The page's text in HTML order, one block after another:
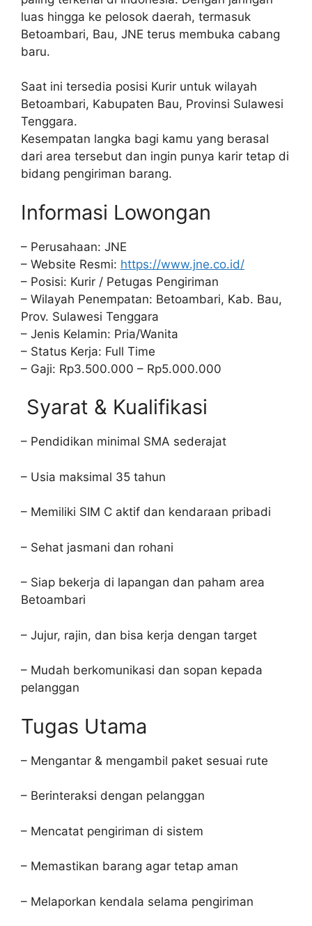
luas hingga ke pelosok daerah, termasuk
Betoambari, Bau, JNE terus membuka cabang
baru.
Saat ini tersedia posisi Kurir untuk wilayah
Betoambari, Kabupaten Bau, Provinsi Sulawesi
Tenggara.
Kesempatan langka bagi kamu yang berasal
dari area tersebut dan ingin punya karir tetap di
bidang pengiriman barang.
Informasi Lowongan
– Perusahaan: JNE
– Website Resmi: https://www.jne.co.id/
– Posisi: Kurir / Petugas Pengiriman
– Wilayah Penempatan: Betoambari, Kab. Bau,
Prov. Sulawesi Tenggara
– Jenis Kelamin: Pria/Wanita
– Status Kerja: Full Time
– Gaji: Rp3.500.000 – Rp5.000.000
Syarat & Kualifikasi
– Pendidikan minimal SMA sederajat
– Usia maksimal 35 tahun
– Memiliki SIM C aktif dan kendaraan pribadi
– Sehat jasmani dan rohani
– Siap bekerja di lapangan dan paham area
Betoambari
– Jujur, rajin, dan bisa kerja dengan target
– Mudah berkomunikasi dan sopan kepada
pelanggan
Tugas Utama
– Mengantar & mengambil paket sesuai rute
– Berinteraksi dengan pelanggan
– Mencatat pengiriman di sistem
– Memastikan barang agar tetap aman
– Melaporkan kendala selama pengiriman